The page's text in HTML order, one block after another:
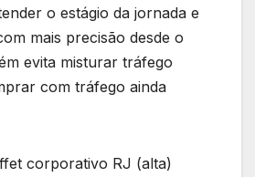
o estágio da jornada e
mais precisão desde o
evita misturar tráfego
com tráfego ainda
corporativo RJ (alta)